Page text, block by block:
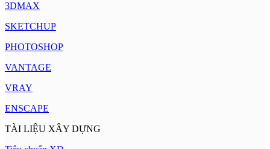
3DMAX
SKETCHUP
PHOTOSHOP
VANTAGE
VRAY
ENSCAPE
TÀI LIỆU XÂY DỰNG